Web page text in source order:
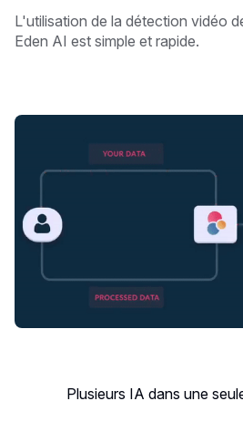
L'utilisation de la détection vidéo
Eden AI est simple et rapide.
Plusieurs IA dans une